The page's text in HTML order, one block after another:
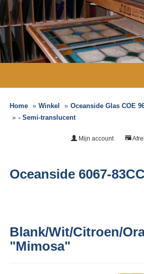
Home Winkel
Oceanside Glas COE
- Semi-translucent
Mijn account
Oceanside 6067-
Blank/Wit/Citroen/
"Mimosa"